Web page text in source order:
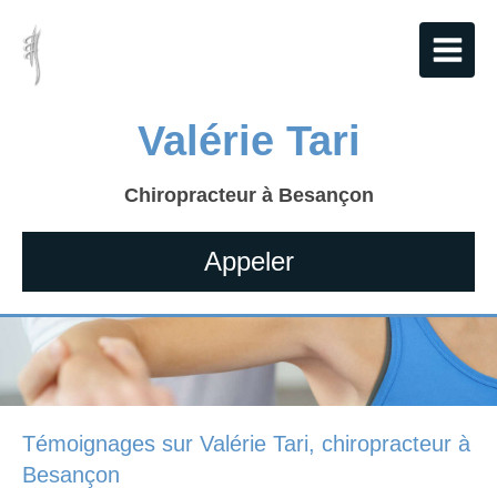
Valérie Tari
Chiropracteur à Besançon
Appeler
Témoignages sur Valérie Tari, chiropracteur à
Besançon